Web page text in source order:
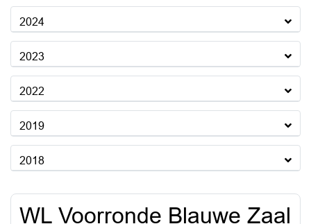
2024
2023
2022
2019
2018
WL Voorronde Blauwe Zaal